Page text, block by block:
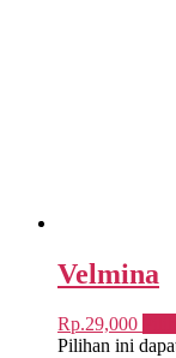
Velmina
Rp.29,000
Pilihan ini